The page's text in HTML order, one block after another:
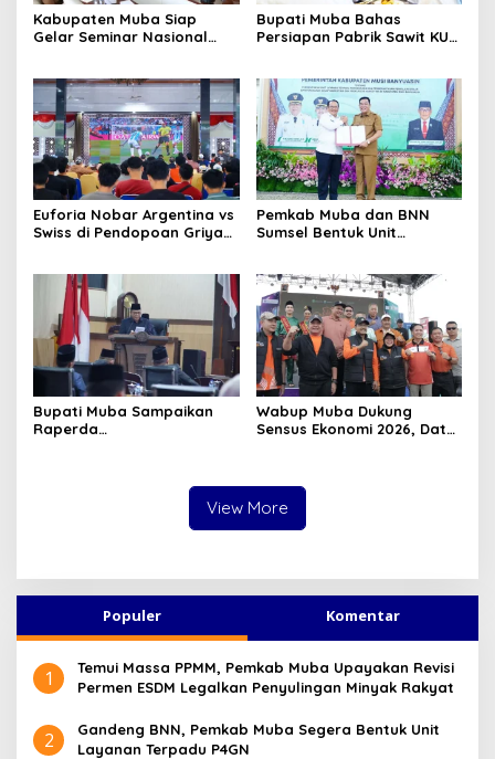
Kabupaten Muba Siap
Gelar Seminar Nasional
Bupati Muba Bahas
Persiapan Pabrik Sawit KUD
Euforia Nobar Argentina vs
Swiss di Pendopoan Griya
Pemkab Muba dan BNN
Sumsel Bentuk Unit
Bupati Muba Sampaikan
Raperda
Wabup Muba Dukung
Sensus Ekonomi 2026, Data
View More
Populer Komentar
1
Temui Massa PPMM, Pemkab Muba Upayakan Revisi
Permen ESDM Legalkan Penyulingan Minyak Rakyat
2
Gandeng BNN, Pemkab Muba Segera Bentuk Unit
Layanan Terpadu P4GN